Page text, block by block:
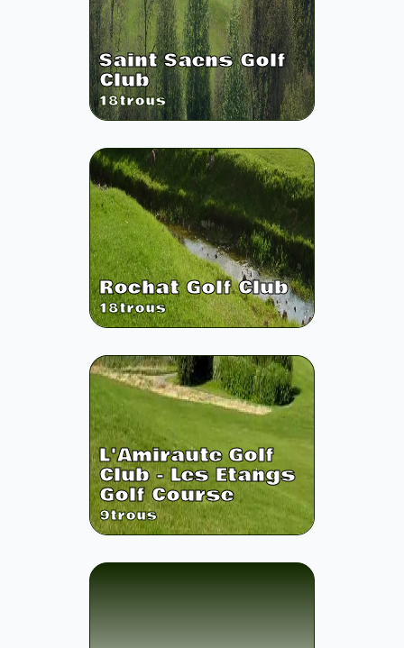
Saint Saens Golf
Club
18trous
Rochat Golf Club
18trous
L'Amiraute Golf
Club - Les Etangs
Golf Course
9trous